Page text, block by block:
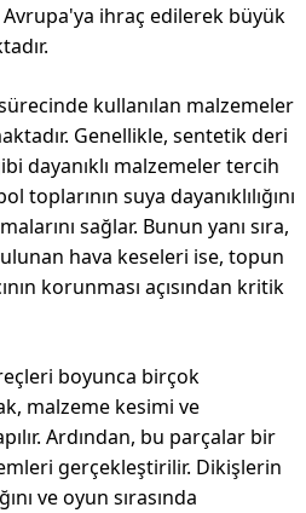
ihraç edilerek büyük
kullanılan malzemeler
Genellikle, sentetik deri
dayanıklı malzemeler tercih
toplarının suya dayanıklılığını
sağlar. Bunun yanı sıra,
hava keseleri ise, topun
korunması açısından kritik
boyunca birçok
malzeme kesimi ve
Ardından, bu parçalar bir
gerçekleştirilir. Dikişlerin
ve oyun sırasında